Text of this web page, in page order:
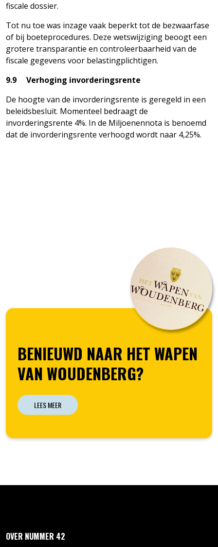
fiscale dossier.
Tot nu toe was inzage vaak beperkt tot de bezwaarfase
of bij boeteprocedures. Deze wetswijziging beoogt een
grotere transparantie en controleerbaarheid van de
fiscale gegevens voor belastingplichtigen.
9.9 Verhoging invorderingsrente
De hoogte van de invorderingsrente is geregeld in een
beleidsbesluit. Momenteel bedraagt de
invorderingsrente 4%. In de Miljoenennota is benoemd
dat de invorderingsrente verhoogd wordt naar 4,25%.
BENIEUWD NAAR HET WAPEN
VAN WOUDENBERG?
LEES MEER
OVER NUMMER 42